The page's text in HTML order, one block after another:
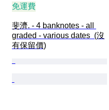
免運費
斐濟. - 4 banknotes - all
graded - various dates  (沒
有保留價)